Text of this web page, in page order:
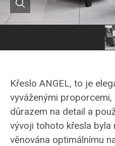
Křeslo ANGEL, to je
vyváženými
důrazem na detail a
vývoji tohoto křesla
věnována optimálnímu